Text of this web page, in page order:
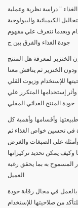
" دراسة نظرية وعملية
الكيميائية والبيولوجية
وبعدما نتعرف علي مفهوم
جودة الغذاء والفرق بين ج
لمعرفة هل المنتج
الخنزير ثم يناقش معنا
للإستخدام وزيوت القلي
إستخدامها المتكرر علي
جودة المنتج الغذائي المقلي
وأقسامها وأهمية كل
في تحسين خواص الغذاء ثم
وأمثلة علي الصبغات والغرض
وكيف يمكن تحديد تركيزاتها
المسموح به بما يحقق رغبة
العميل
بالعمل في مجال رقابة جودة
من صلاحيتها للإستخدام